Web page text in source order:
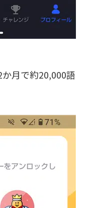
月で約20,000語